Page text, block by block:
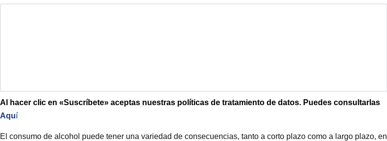
Al hacer clic en «Suscríbete» aceptas nuestras políticas de tratamiento de datos. Puedes consultarlas
Aquí
El consumo de alcohol puede tener una variedad de consecuencias, tanto a corto plazo como a largo plazo, en